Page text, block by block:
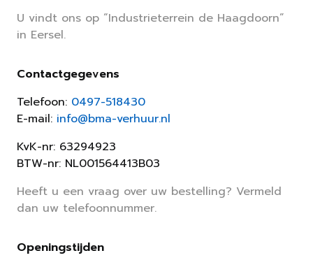
U vindt ons op “Industrieterrein de Haagdoorn”
in Eersel.
Contactgegevens
Telefoon: 0497-518430
E-mail: info@bma-verhuur.nl
KvK-nr: 63294923
BTW-nr: NL001564413B03
Heeft u een vraag over uw bestelling? Vermeld
dan uw telefoonnummer.
Openingstijden